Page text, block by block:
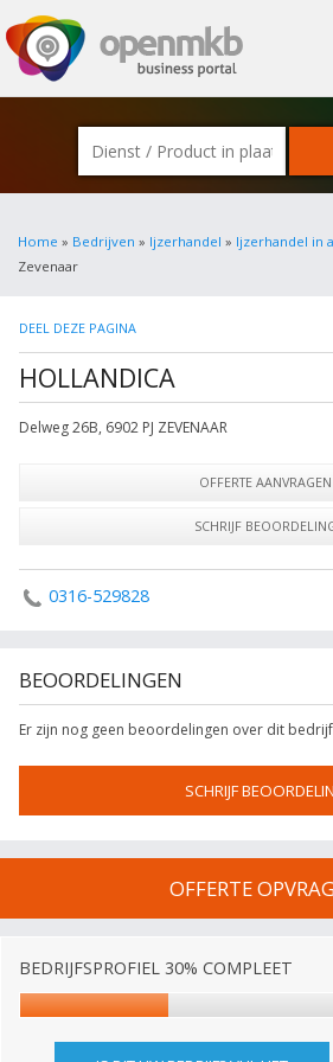
OPENMKB
Home » Bedrijven » Ijzerhandel » Ijzerhandel in
Zevenaar
DEEL DEZE PAGINA
HOLLANDICA
Delweg 26B, 6902 PJ ZEVENAAR
OFFERTE AANVRAGEN
SCHRIJF
0316-529828
BEOORDELINGEN
Er zijn nog geen beoordelingen over dit
SCHRIJF
OFFERTE
BEDRIJFSPROFIEL 30% COMPLEET